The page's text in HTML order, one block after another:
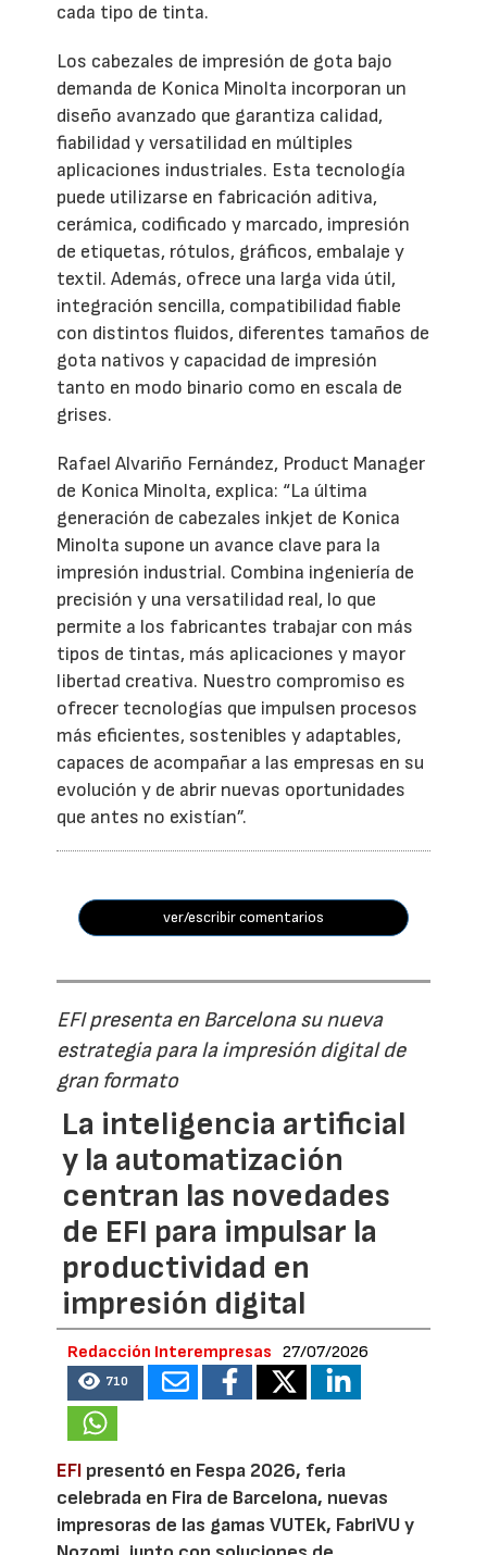
cada tipo de tinta.
Los cabezales de impresión de gota bajo
demanda de Konica Minolta incorporan un
diseño avanzado que garantiza calidad,
fiabilidad y versatilidad en múltiples
aplicaciones industriales. Esta tecnología
puede utilizarse en fabricación aditiva,
cerámica, codificado y marcado, impresión
de etiquetas, rótulos, gráficos, embalaje y
textil. Además, ofrece una larga vida útil,
integración sencilla, compatibilidad fiable
con distintos fluidos, diferentes tamaños de
gota nativos y capacidad de impresión
tanto en modo binario como en escala de
grises.
Rafael Alvariño Fernández, Product Manager
de Konica Minolta, explica: “La última
generación de cabezales inkjet de Konica
Minolta supone un avance clave para la
impresión industrial. Combina ingeniería de
precisión y una versatilidad real, lo que
permite a los fabricantes trabajar con más
tipos de tintas, más aplicaciones y mayor
libertad creativa. Nuestro compromiso es
ofrecer tecnologías que impulsen procesos
más eficientes, sostenibles y adaptables,
capaces de acompañar a las empresas en su
evolución y de abrir nuevas oportunidades
que antes no existían”.
ver/escribir comentarios
EFI presenta en Barcelona su nueva
estrategia para la impresión digital de
gran formato
La inteligencia artificial
y la automatización
centran las novedades
de EFI para impulsar la
productividad en
impresión digital
Redacción Interempresas 27/07/2026
710
EFI presentó en Fespa 2026, feria
celebrada en Fira de Barcelona, nuevas
impresoras de las gamas VUTEk, FabriVU y